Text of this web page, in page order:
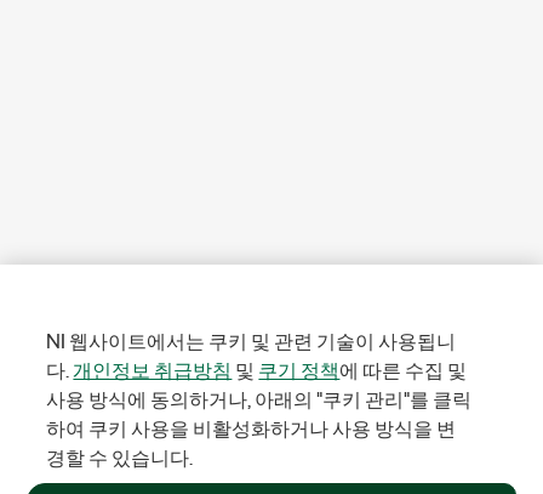
NI 웹사이트에서는 쿠키 및 관련 기술이 사용됩니
다.개인정보 취급방침 및 쿠기 정책에 따른 수집 및
사용 방식에 동의하거나, 아래의 "쿠키 관리"를 클릭
하여 쿠키 사용을 비활성화하거나 사용 방식을 변
경할 수 있습니다.